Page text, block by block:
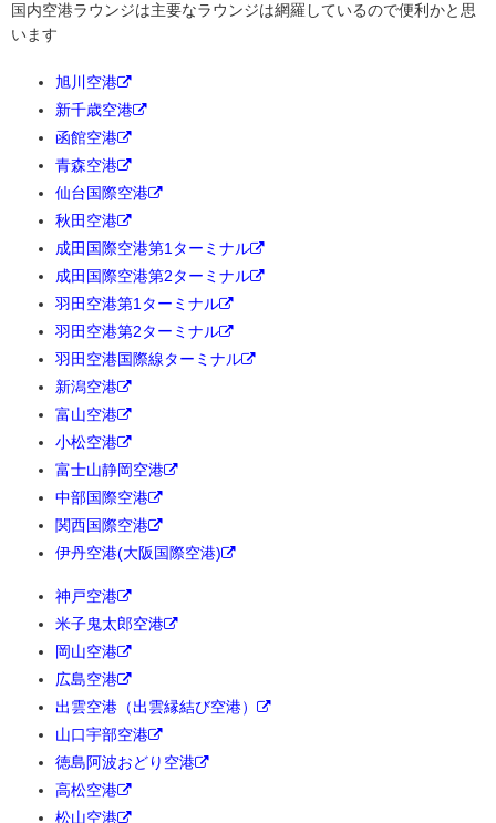
国内空港ラウンジは主要なラウンジは網羅しているので便利かと思
います
旭川空港
新千歳空港
函館空港
青森空港
仙台国際空港
秋田空港
成田国際空港第1ターミナル
成田国際空港第2ターミナル
羽田空港第1ターミナル
羽田空港第2ターミナル
羽田空港国際線ターミナル
新潟空港
富山空港
小松空港
富士山静岡空港
中部国際空港
関西国際空港
伊丹空港(大阪国際空港)
神戸空港
米子鬼太郎空港
岡山空港
広島空港
出雲空港（出雲縁結び空港）
山口宇部空港
徳島阿波おどり空港
高松空港
松山空港